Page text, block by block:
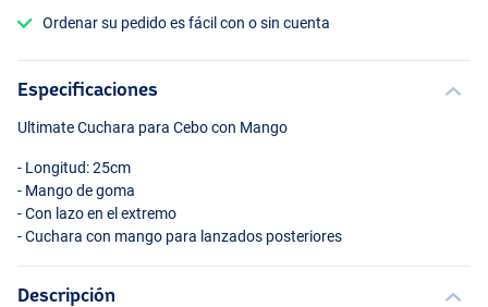
Ordenar su pedido es fácil con o sin cuenta
Especificaciones
Ultimate Cuchara para Cebo con Mango
- Longitud: 25cm
- Mango de goma
- Con lazo en el extremo
- Cuchara con mango para lanzados posteriores
Descripción